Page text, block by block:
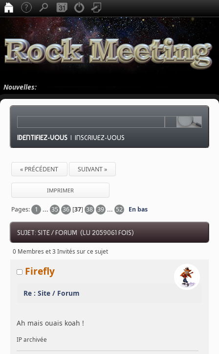
Nouvelles:
IDENTIFIEZ-VOUS |INSCRIVEZ-VOUS
« PRÉCÉDENT SUIVANT »
IMPRIMER
Pages: 1 ...35 36 [37]38 39 ... 52 En bas
SUJET: SITE / FORUM (LU 2059061 FOIS)
0 Membres et 3 Invités sur ce sujet
Firefly
Re : Site / Forum
Ah mais ouais koah !
IP archivée